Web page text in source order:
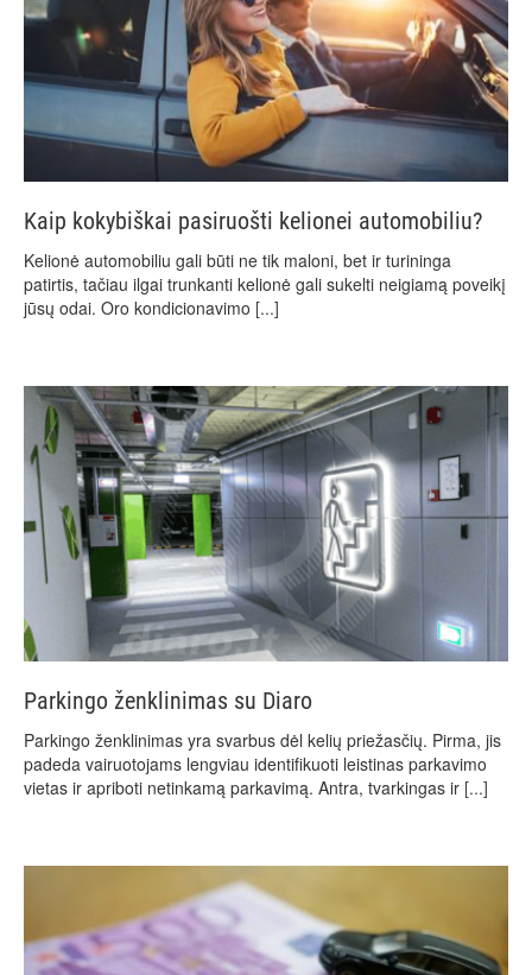
Kaip kokybiškai pasiruošti kelionei automobiliu?
Kelionė automobiliu gali būti ne tik maloni, bet ir turininga
patirtis, tačiau ilgai trunkanti kelionė gali sukelti neigiamą poveikį
jūsų odai. Oro kondicionavimo [...]
Parkingo ženklinimas su Diaro
Parkingo ženklinimas yra svarbus dėl kelių priežasčių. Pirma, jis
padeda vairuotojams lengviau identifikuoti leistinas parkavimo
vietas ir apriboti netinkamą parkavimą. Antra, tvarkingas ir [...]